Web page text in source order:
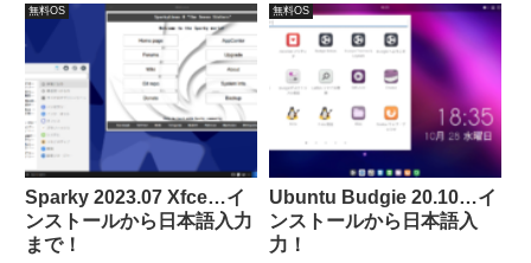
せん。システム要件は、CPU:64
ビット1GHz以上、メモリ：
2GB。
無料OS
Sparky 2023.07 Xfce…イ
ンストールから日本語入力
まで！
無料OS
Ubuntu Budgie 20.10…イ
ンストールから日本語入
力！